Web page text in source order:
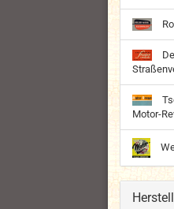
Motor-